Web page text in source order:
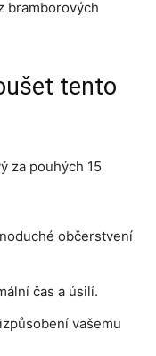
bramborových
tento
za pouhých 15
občerstvení
čas a úsilí.
vašemu